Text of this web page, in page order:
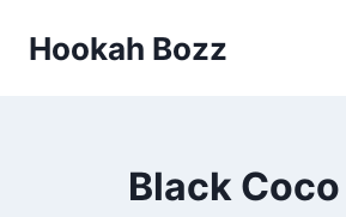
InhaltHookah Bozz
Black